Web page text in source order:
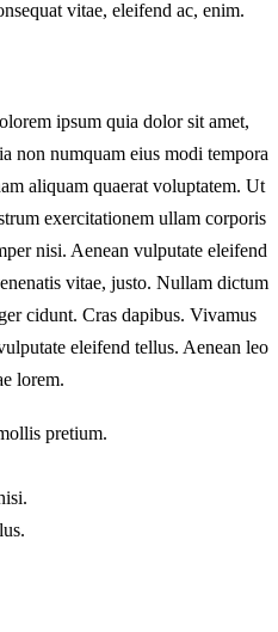
vitae, eleifend ac, enim.
ipsum quia dolor sit amet,
non numquam eius modi tempora
aliquam quaerat voluptatem. Ut
exercitationem ullam corporis
nisi. Aenean vulputate eleifend
vitae, justo. Nullam dictum
cidunt. Cras dapibus. Vivamus
eleifend tellus. Aenean leo
lorem.
pretium.